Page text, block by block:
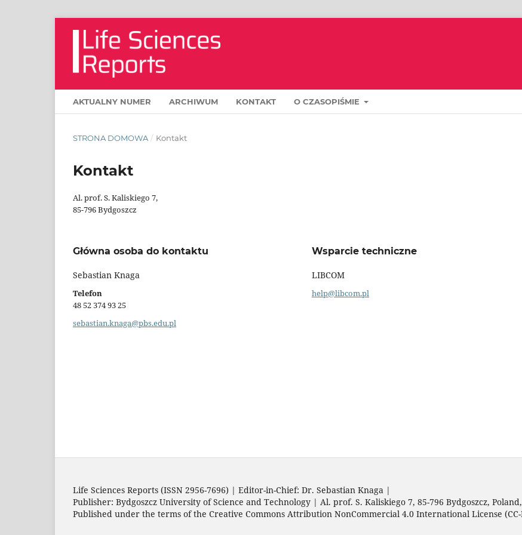
AKTUALNY NUMER ARCHIWUM KONTAKT O CZASOPIŚMIE
STRONA DOMOWA / Kontakt
Kontakt
Al. prof. S. Kaliskiego 7,
85-796 Bydgoszcz
Główna osoba do kontaktu
Sebastian Knaga
Telefon
48 52 374 93 25
sebastian.knaga@pbs.edu.pl
Wsparcie techniczne
LIBCOM
help@libcom.pl
Life Sciences Reports (ISSN 2956-7696) | Editor-in-Chief: Dr. Sebastian Knaga |
Publisher: Bydgoszcz University of Science and Technology | Al. prof. S. Kaliskiego 7, 85-796 Bydgoszcz, Poland,
Published under the terms of the Creative Commons Attribution NonCommercial 4.0 International License (CC-